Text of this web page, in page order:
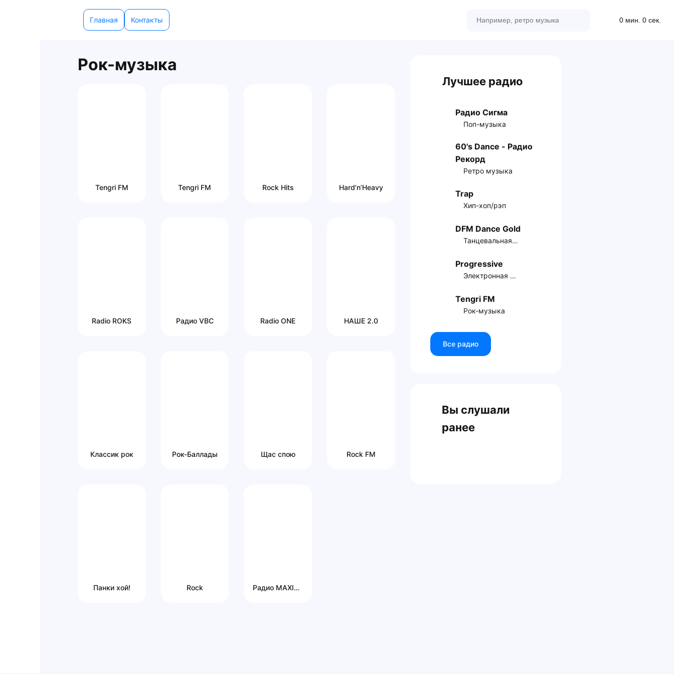
Главная Контакты 0 мин. 0 сек.
Рок-музыка
Tengri FM Tengri FM Rock Hits Hard’n’Heavy
Radio ROKS Радио VBC Radio ONE НАШЕ 2.0
Классик рок Рок-Баллады Щас спою Rock FM
Панки хой! Rock Радио MAXIMUM
Лучшее радио
Радио Сигма
Поп-музыка
60's Dance - Радио
Рекорд
Ретро музыка
Trap
Хип-хоп/рэп
DFM Dance Gold
Танцевальная музыка
Progressive
Электронная музыка
Tengri FM
Рок-музыка
Все радио
Вы слушали
ранее